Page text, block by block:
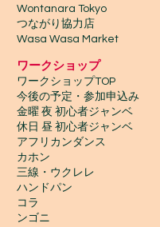
Wontanara Tokyo
​つながり協力店
Wasa Wasa Market​
​ワークショップ
ワークショップTOP
今後の予定・参加申込み
金曜 夜 初心者ジャンベ
休日 昼 初心者ジャンベ
アフリカンダンス
カホン
三線・ウクレレ
ハンドパン
コラ
ンゴニ